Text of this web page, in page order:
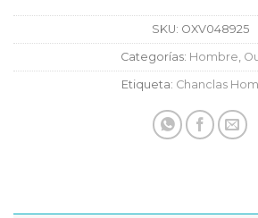
SKU: OXV048925
Categorías: Hombre,
Etiqueta: Chanclas